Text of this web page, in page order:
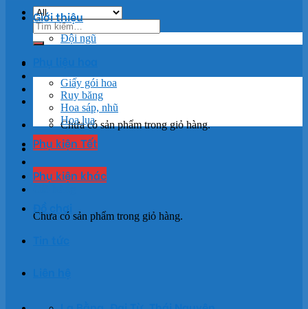
Tìm
kiếm:
Chưa có sản phẩm trong giỏ hàng.
Chưa có sản phẩm trong giỏ hàng.
Giới thiệu
Đội ngũ
Giấy gói hoa
Ruy băng
Hoa sáp, nhũ
Hoa lụa
Phụ kiện Tết
Phụ kiện khác